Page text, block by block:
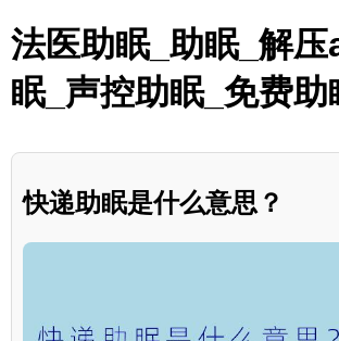
法医助眠_助眠_解
眠_声控助眠_免费助
快递助眠是什么意思？